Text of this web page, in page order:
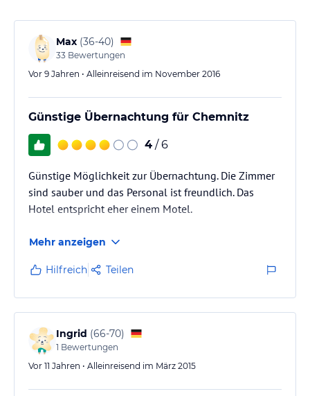
Max (36-40)
33 Bewertungen
Vor 9 Jahren • Alleinreisend im November 2016
Günstige Übernachtung für Chemnitz
4 / 6
Günstige Möglichkeit zur Übernachtung. Die Zimmer
sind sauber und das Personal ist freundlich. Das
Hotel entspricht eher einem Motel.
Mehr anzeigen
Hilfreich Teilen
Ingrid (66-70)
1 Bewertungen
Vor 11 Jahren • Alleinreisend im März 2015